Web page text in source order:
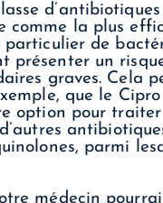
comme la plus
de
présenter un
graves. Cela
que le Cipro
option pour traiter
parmi
médecin